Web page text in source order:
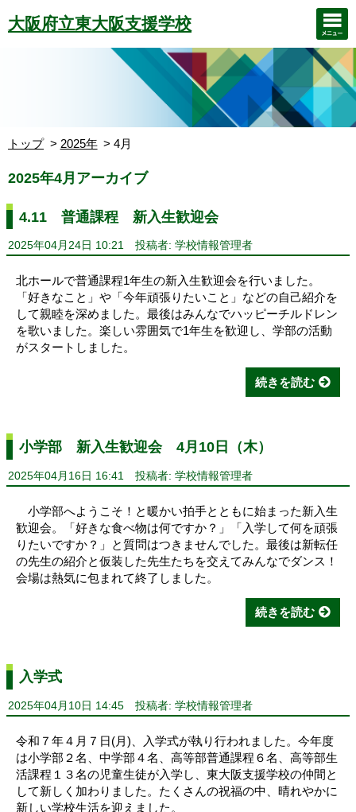
大阪府立東大阪支援学校
トップ 2025年 4月
2025年4月アーカイブ
4.11 普通課程 新入生歓迎会
2025年04月24日 10:21 投稿者: 学校情報管理者
北ホールで普通課程1年生の新入生歓迎会を行いました。
「好きなこと」や「今年頑張りたいこと」などの自己紹介を
して親睦を深めました。最後はみんなでハッピーチルドレン
を歌いました。楽しい雰囲気で1年生を歓迎し、学部の活動
がスタートしました。
続きを読む
小学部 新入生歓迎会 4月10日（木）
2025年04月16日 16:41 投稿者: 学校情報管理者
小学部へようこそ！と暖かい拍手とともに始まった新入生
歓迎会。「好きな食べ物は何ですか？」「入学して何を頑張
りたいですか？」と質問はつきませんでした。最後は新転任
の先生の紹介と仮装した先生たちを交えてみんなでダンス！
会場は熱気に包まれて終了しました。
続きを読む
入学式
2025年04月10日 14:45 投稿者: 学校情報管理者
令和７年４月７日(月)、入学式が執り行われました。今年度
は小学部２名、中学部４名、高等部普通課程６名、高等部生
活課程１３名の児童生徒が入学し、東大阪支援学校の仲間と
して新しく加わりました。たくさんの祝福の中、晴れやかに
新しい学校生活を迎えました。